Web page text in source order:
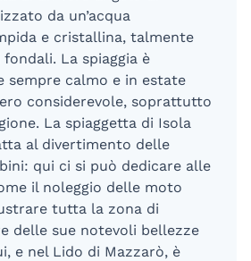
da un’acqua
e cristallina, talmente
La spiaggia è
sempre calmo e in estate
considerevole, soprattutto
La spiaggetta di Isola
al divertimento delle
qui ci si può dedicare alle
il noleggio delle moto
tutta la zona di
delle sue notevoli bellezze
e nel Lido di Mazzarò, è